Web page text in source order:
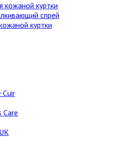
кожаной куртки
спрей
куртки
Cuir
Care